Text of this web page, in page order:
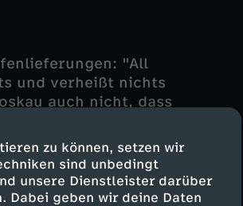
zu können, setzen wir
sind unbedingt
unsere Dienstleister darüber
geben wir deine Daten
"All
und verheißt nichts
auch nicht, dass
Haltung zu
abrücken werde.
nicht dazu drängen,